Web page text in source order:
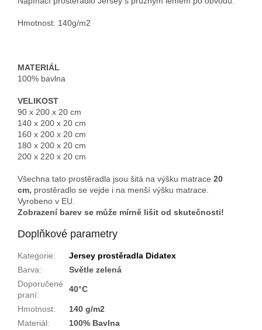
Hmotnost: 140g/m2
MATERIÁL
100% bavlna
VELIKOST
90 x 200 x 20 cm
140 x 200 x 20 cm
160 x 200 x 20 cm
180 x 200 x 20 cm
200 x 220 x 20 cm
Všechna tato prostěradla jsou šitá na výšku matrace 20
cm, prostěradlo se vejde i na menší výšku matrace.
Vyrobeno v EU.
Zobrazení barev se může mírně lišit od skutečnosti!
Doplňkové parametry
Kategorie:
Jersey prostěradla Didatex
Barva:
Světle zelená
Doporučené
praní:
40°C
Hmotnost:
140 g/m2
Materiál: 100% Bavlna